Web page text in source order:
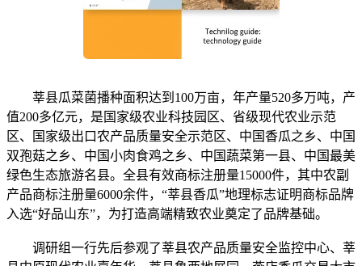
莘县瓜菜菌播种面积达到100万亩，年产量520多万吨，产
值200多亿元，是国家级农业科技园区、省级现代农业示范
区、国家级出口农产品质量安全示范区、中国香瓜之乡、中国
双孢菇之乡、中国小肉食鸡之乡、中国蔬菜第一县、中国最美
绿色生态旅游名县。全县有效商标注册量15000件，其中农副
产品商标注册量6000余件，“莘县香瓜”地理标志证明商标品牌
入选“好品山东”，为打造高端精致农业奠定了品牌基础。
调研组一行先后参观了莘县农产品质量安全监控中心、莘